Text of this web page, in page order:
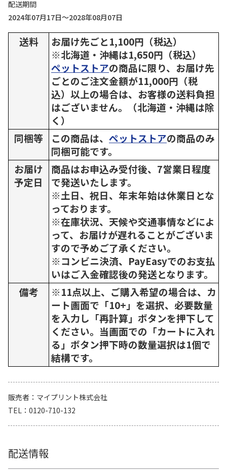
配送期間
2024年07月17日～2028年08月07日
送料
お届け先ごと1,100円（税込）
※北海道・沖縄は1,650円（税込）
ペットストアの商品に限り、お届け先
ごとのご注文金額が11,000円（税
込）以上の場合は、お客様の送料負担
はございません。（北海道・沖縄は除
く）
同梱等
この商品は、 ペットストアの商品のみ
同梱可能です。
お届け
予定日
商品はお申込み受付後、7営業日程度
で発送いたします。
※土日、祝日、年末年始は休業日とな
っております。
※在庫状況、天候や交通事情などによ
って、お届けが遅れることがございま
すので予めご了承ください。
※コンビニ決済、PayEasyでのお支払
いはご入金確認後の発送となります。
備考
※11点以上、ご購入希望の場合は、カ
ート画面で「10+」を選択、必要数量
を入力し「再計算」ボタンを押下して
ください。当画面での「カートに入れ
る」ボタン押下時の数量選択は1個で
結構です。
販売者
マイプリント株式会社
TEL
0120-710-132
配送情報